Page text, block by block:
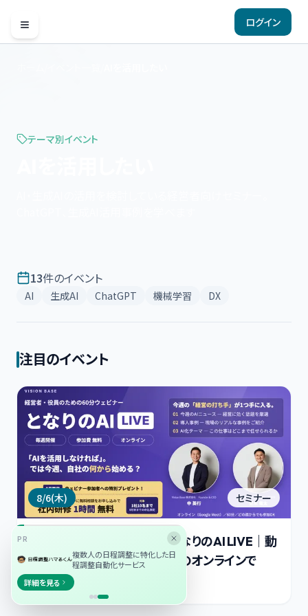
Open menu
ログイン
テーマ別イベント
13件のイベント
AI 生成AI ChatGPT 機械学習 DX
注目のイベント
8/6(木) セミナー
【経営者・役員向け／無料】となりのAI LIVE｜動
くAIと導入事例を、毎週60分のオンラインで
場所オンライン
PR
複数人の日程調整に特化した日
程調整自動化サービス
詳細を見る